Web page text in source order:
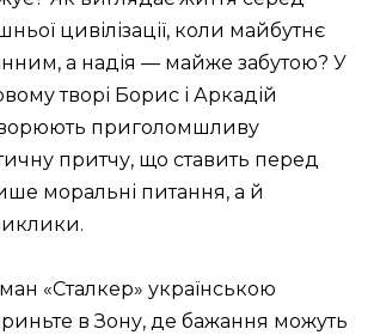
цивілізації, коли майбутнє
а надія — майже забутою? У
творі Борис і Аркадій
приголомшливу
притчу, що ставить перед
моральні питання, а й
«Сталкер» українською
в Зону, де бажання можуть